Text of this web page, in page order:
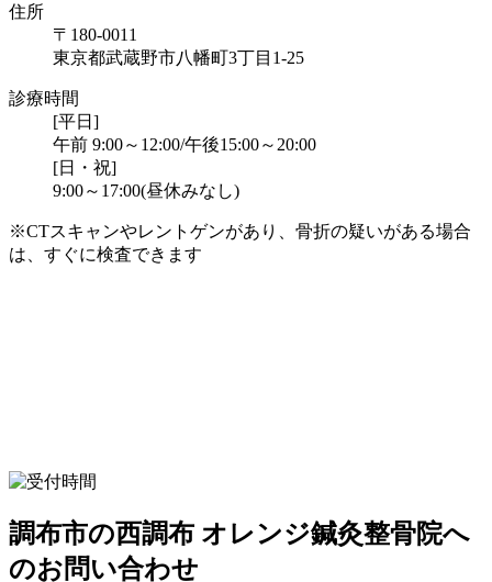
住所
〒180-0011
東京都武蔵野市八幡町3丁目1-25
診療時間
[平日]
午前 9:00～12:00/午後15:00～20:00
[日・祝]
9:00～17:00(昼休みなし)
※CTスキャンやレントゲンがあり、骨折の疑いがある場合
は、すぐに検査できます
調布市の西調布 オレンジ鍼灸整骨院へ
のお問い合わせ